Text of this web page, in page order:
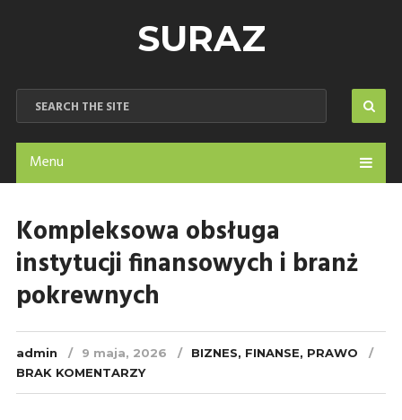
SURAZ
Menu
Kompleksowa obsługa
instytucji finansowych i branż
pokrewnych
admin 9 maja, 2026
BIZNES, FINANSE, PRAWO
BRAK KOMENTARZY